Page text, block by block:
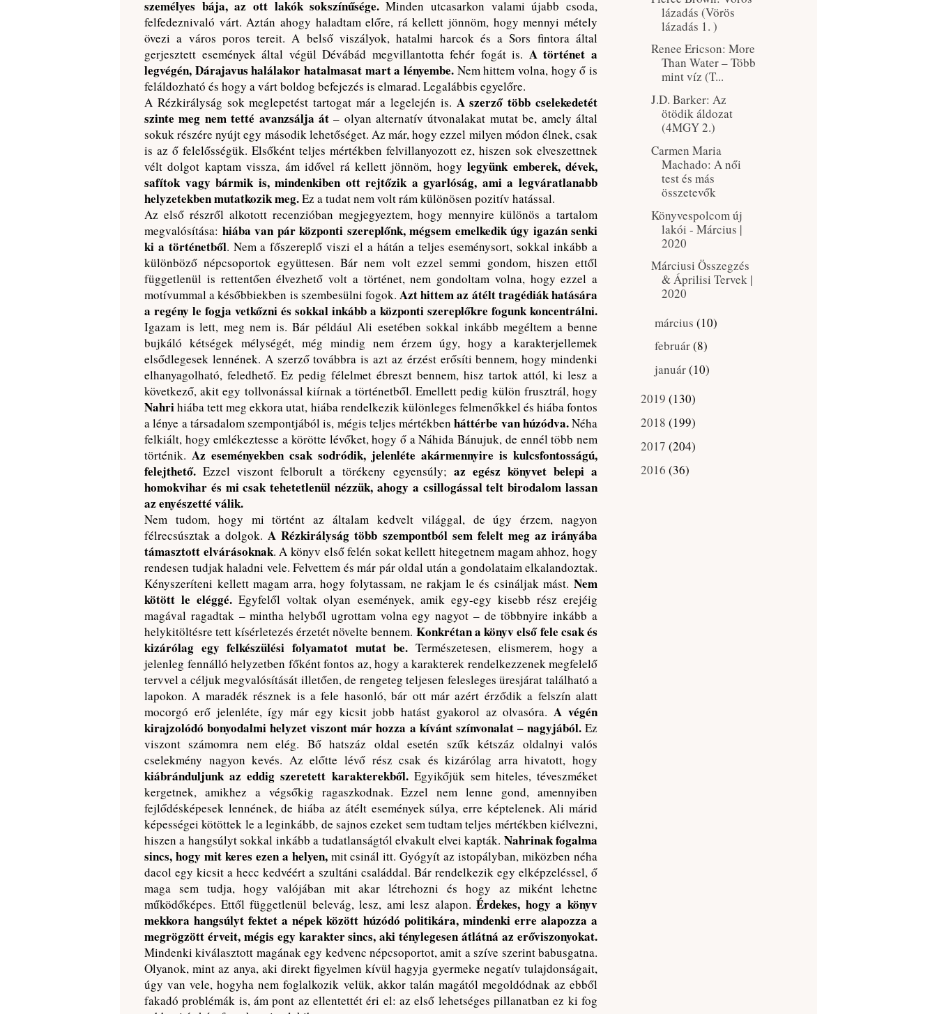
személyes bája, az ott lakók sokszínűsége.Minden utcasarkon valami újabb csoda,
felfedeznivaló várt. Aztán ahogy haladtam előre, rá kellett jönnöm, hogy mennyi métely
övezi a város poros tereit. A belső viszályok, hatalmi harcok és a Sors fintora által
gerjesztett események által végül Dévábád megvillantotta fehér fogát is. A történet a
legvégén, Dárajavus halálakor hatalmasat mart a lényembe. Nem hittem volna, hogy ő is
feláldozható és hogy a várt boldog befejezés is elmarad. Legalábbis egyelőre.
A Rézkirályság sok meglepetést tartogat már a legelején is. A szerző több cselekedetét
szinte meg nem tetté avanzsálja át– olyan alternatív útvonalakat mutat be, amely által
sokuk részére nyújt egy második lehetőséget. Az már, hogy ezzel milyen módon élnek, csak
is az ő felelősségük. Elsőként teljes mértékben felvillanyozott ez, hiszen sok elveszettnek
vélt dolgot kaptam vissza, ám idővel rá kellett jönnöm, hogy legyünk emberek, dévek,
safítok vagy bármik is, mindenkiben ott rejtőzik a gyarlóság, ami a legváratlanabb
helyzetekben mutatkozik meg.Ez a tudat nem volt rám különösen pozitív hatással.
Az első részről alkotott recenzióban megjegyeztem, hogy mennyire különös a tartalom
megvalósítása: hiába van pár központi szereplőnk, mégsem emelkedik úgy igazán senki
ki a történetből. Nem a főszereplő viszi el a hátán a teljes eseménysort, sokkal inkább a
különböző népcsoportok együttesen. Bár nem volt ezzel semmi gondom, hiszen ettől
függetlenül is rettentően élvezhető volt a történet, nem gondoltam volna, hogy ezzel a
motívummal a későbbiekben is szembesülni fogok. Azt hittem az átélt tragédiák hatására
a regény le fogja vetkőzni és sokkal inkább a központi szereplőkre fogunk koncentrálni.
Igazam is lett, meg nem is. Bár például Ali esetében sokkal inkább megéltem a benne
bujkáló kétségek mélységét, még mindig nem érzem úgy, hogy a karakterjellemek
elsődlegesek lennének. A szerző továbbra is azt az érzést erősíti bennem, hogy mindenki
elhanyagolható, feledhető. Ez pedig félelmet ébreszt bennem, hisz tartok attól, ki lesz a
következő, akit egy tollvonással kiírnak a történetből. Emellett pedig külön frusztrál, hogy
Nahrihiába tett meg ekkora utat, hiába rendelkezik különleges felmenőkkel és hiába fontos
a lénye a társadalom szempontjából is, mégis teljes mértékben háttérbe van húzódva.Néha
felkiált, hogy emlékeztesse a körötte lévőket, hogy ő a Náhida Bánujuk, de ennél több nem
történik. Az eseményekben csak sodródik, jelenléte akármennyire is kulcsfontosságú,
felejthető. Ezzel viszont felborult a törékeny egyensúly; az egész könyvet belepi a
homokvihar és mi csak tehetetlenül nézzük, ahogy a csillogással telt birodalom lassan
az enyészetté válik.
Nem tudom, hogy mi történt az általam kedvelt világgal, de úgy érzem, nagyon
félrecsúsztak a dolgok. A Rézkirályság több szempontból sem felelt meg az irányába
támasztott elvárásoknak. A könyv első felén sokat kellett hitegetnem magam ahhoz, hogy
rendesen tudjak haladni vele. Felvettem és már pár oldal után a gondolataim elkalandoztak.
Kényszeríteni kellett magam arra, hogy folytassam, ne rakjam le és csináljak mást. Nem
kötött le eléggé. Egyfelől voltak olyan események, amik egy-egy kisebb rész erejéig
magával ragadtak – mintha helyből ugrottam volna egy nagyot – de többnyire inkább a
helykitöltésre tett kísérletezés érzetét növelte bennem. Konkrétan a könyv első fele csak és
kizárólag egy felkészülési folyamatot mutat be. Természetesen, elismerem, hogy a
jelenleg fennálló helyzetben főként fontos az, hogy a karakterek rendelkezzenek megfelelő
tervvel a céljuk megvalósítását illetően, de rengeteg teljesen felesleges üresjárat található a
lapokon. A maradék résznek is a fele hasonló, bár ott már azért érződik a felszín alatt
mocorgó erő jelenléte, így már egy kicsit jobb hatást gyakorol az olvasóra. A végén
kirajzolódó bonyodalmi helyzet viszont már hozza a kívánt színvonalat – nagyjából.Ez
viszont számomra nem elég. Bő hatszáz oldal esetén szűk kétszáz oldalnyi valós
cselekmény nagyon kevés. Az előtte lévő rész csak és kizárólag arra hivatott, hogy
kiábránduljunk az eddig szeretett karakterekből. Egyikőjük sem hiteles, téveszméket
kergetnek, amikhez a végsőkig ragaszkodnak. Ezzel nem lenne gond, amennyiben
fejlődésképesek lennének, de hiába az átélt események súlya, erre képtelenek. Ali márid
képességei kötöttek le a leginkább, de sajnos ezeket sem tudtam teljes mértékben kiélvezni,
hiszen a hangsúlyt sokkal inkább a tudatlanságtól elvakult elvei kapták. Nahrinak fogalma
sincs, hogy mit keres ezen a helyen, mit csinál itt. Gyógyít az istopályban, miközben néha
dacol egy kicsit a hecc kedvéért a szultáni családdal. Bár rendelkezik egy elképzeléssel, ő
maga sem tudja, hogy valójában mit akar létrehozni és hogy az miként lehetne
működőképes. Ettől függetlenül belevág, lesz, ami lesz alapon.Érdekes, hogy a könyv
mekkora hangsúlyt fektet a népek között húzódó politikára, mindenki erre alapozza a
megrögzött érveit, mégis egy karakter sincs, aki ténylegesen átlátná az erőviszonyokat.
Mindenki kiválasztott magának egy kedvenc népcsoportot, amit a szíve szerint babusgatna.
Olyanok, mint az anya, aki direkt figyelmen kívül hagyja gyermeke negatív tulajdonságait,
úgy van vele, hogyha nem foglalkozik velük, akkor talán magától megoldódnak az ebből
fakadó problémák is, ám pont az ellentettét éri el: az első lehetséges pillanatban ez ki fog
lázadás (Vörös
lázadás 1. )
Renee Ericson: More ​
Than Water – Több
mint víz (T...
J.D. Barker: Az ​
ötödik áldozat
(4MGY 2.)
Carmen Maria
Machado: A női
test és más
összetevők
Könyvespolcom új
lakói - Március |
2020
Márciusi Összegzés
& Áprilisi Tervek |
2020
►március(10)
►február(8)
január(10)
2019 (130)
2018 (199)
2017 (204)
2016 (36)